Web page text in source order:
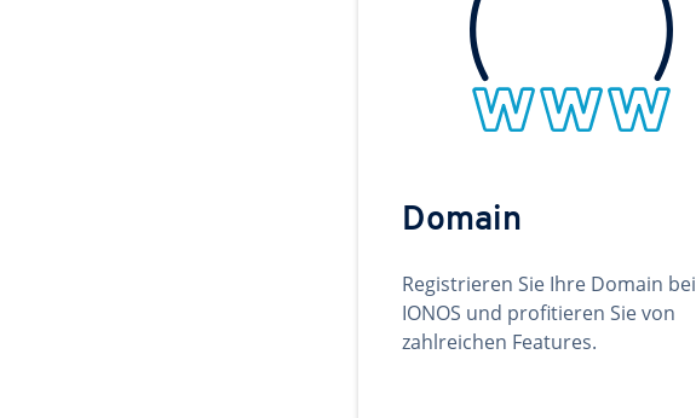
Domain
Registrieren Sie Ihre Domain bei
IONOS und profitieren Sie von
zahlreichen Features.